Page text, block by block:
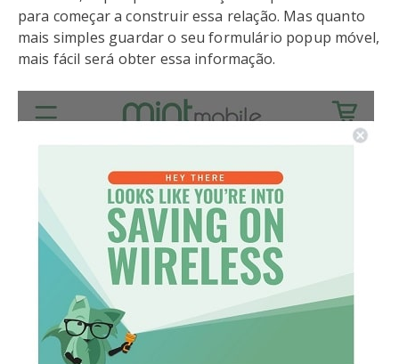
para começar a construir essa relação. Mas quanto
mais simples guardar o seu formulário popup móvel,
mais fácil será obter essa informação.